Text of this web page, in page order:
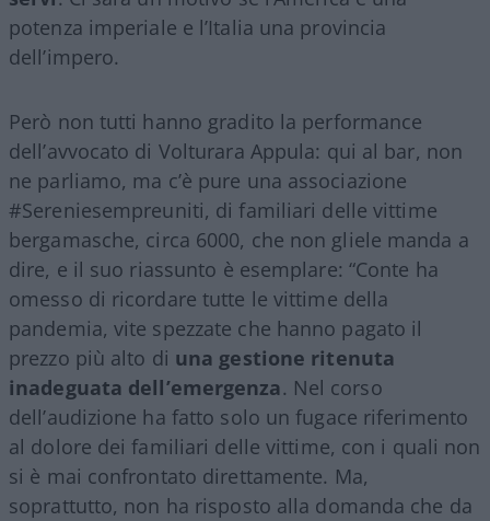
potenza imperiale e l’Italia una provincia
dell’impero.
Però non tutti hanno gradito la performance
dell’avvocato di Volturara Appula: qui al bar, non
ne parliamo, ma c’è pure una associazione
#Sereniesempreuniti, di familiari delle vittime
bergamasche, circa 6000, che non gliele manda a
dire, e il suo riassunto è esemplare: “Conte ha
omesso di ricordare tutte le vittime della
pandemia, vite spezzate che hanno pagato il
prezzo più alto di una gestione ritenuta
inadeguata dell’emergenza. Nel corso
dell’audizione ha fatto solo un fugace riferimento
al dolore dei familiari delle vittime, con i quali non
si è mai confrontato direttamente. Ma,
soprattutto, non ha risposto alla domanda che da